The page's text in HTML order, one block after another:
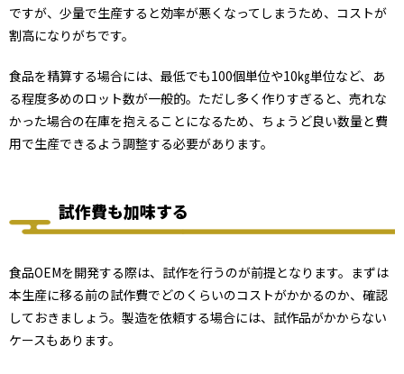
ですが、少量で生産すると効率が悪くなってしまうため、コストが
割高になりがちです。
食品を精算する場合には、最低でも100個単位や10㎏単位など、あ
る程度多めのロット数が一般的。ただし多く作りすぎると、売れな
かった場合の在庫を抱えることになるため、ちょうど良い数量と費
用で生産できるよう調整する必要があります。
試作費も加味する
食品OEMを開発する際は、試作を行うのが前提となります。まずは
本生産に移る前の試作費でどのくらいのコストがかかるのか、確認
しておきましょう。製造を依頼する場合には、試作品がかからない
ケースもあります。